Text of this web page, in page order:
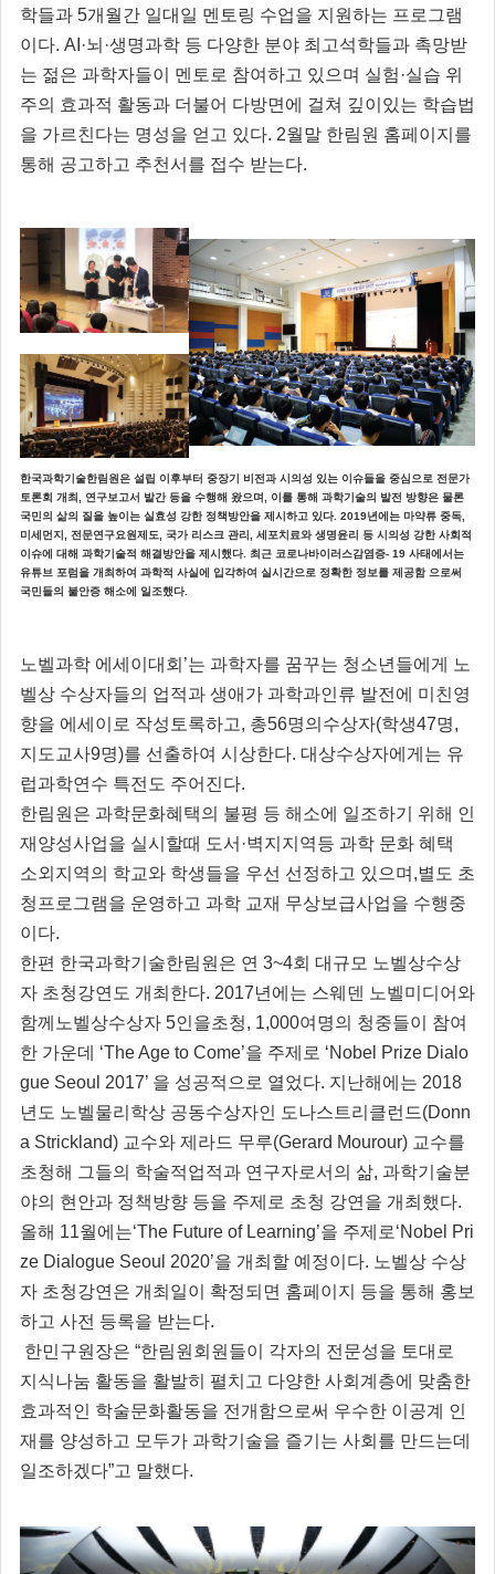
학들과 5개월간 일대일 멘토링 수업을 지원하는 프로그램
이다. AI·뇌·생명과학 등 다양한 분야 최고석학들과 촉망받
는 젊은 과학자들이 멘토로 참여하고 있으며 실험·실습 위
주의 효과적 활동과 더불어 다방면에 걸쳐 깊이있는 학습법
을 가르친다는 명성을 얻고 있다. 2월말 한림원 홈페이지를
통해 공고하고 추천서를 접수 받는다.
한국과학기술한림원은 설립 이후부터 중장기 비전과 시의성 있는 이슈들을 중심으로 전문가
토론회 개최, 연구보고서 발간 등을 수행해 왔으며, 이를 통해 과학기술의 발전 방향은 물론
국민의 삶의 질을 높이는 실효성 강한 정책방안을 제시하고 있다. 2019년에는 마약류 중독,
미세먼지, 전문연구요원제도, 국가 리스크 관리, 세포치료와 생명윤리 등 시의성 강한 사회적
이슈에 대해 과학기술적 해결방안을 제시했다. 최근 코로나바이러스감염증- 19 사태에서는
유튜브 포럼을 개최하여 과학적 사실에 입각하여 실시간으로 정확한 정보를 제공함 으로써
국민들의 불안증 해소에 일조했다.
노벨과학 에세이대회’는 과학자를 꿈꾸는 청소년들에게 노
벨상 수상자들의 업적과 생애가 과학과인류 발전에 미친영
향을 에세이로 작성토록하고, 총56명의수상자(학생47명,
지도교사9명)를 선출하여 시상한다. 대상수상자에게는 유
럽과학연수 특전도 주어진다.
한림원은 과학문화혜택의 불평 등 해소에 일조하기 위해 인
재양성사업을 실시할때 도서·벽지지역등 과학 문화 혜택
소외지역의 학교와 학생들을 우선 선정하고 있으며,별도 초
청프로그램을 운영하고 과학 교재 무상보급사업을 수행중
이다.
한편 한국과학기술한림원은 연 3~4회 대규모 노벨상수상
자 초청강연도 개최한다. 2017년에는 스웨덴 노벨미디어와
함께노벨상수상자 5인을초청, 1,000여명의 청중들이 참여
한 가운데 ‘The Age to Come’을 주제로 ‘Nobel Prize Dialo
gue Seoul 2017’ 을 성공적으로 열었다. 지난해에는 2018
년도 노벨물리학상 공동수상자인 도나스트리클런드(Donn
a Strickland) 교수와 제라드 무루(Gerard Mourour) 교수를
초청해 그들의 학술적업적과 연구자로서의 삶, 과학기술분
야의 현안과 정책방향 등을 주제로 초청 강연을 개최했다.
올해 11월에는‘The Future of Learning’을 주제로‘Nobel Pri
ze Dialogue Seoul 2020’을 개최할 예정이다. 노벨상 수상
자 초청강연은 개최일이 확정되면 홈페이지 등을 통해 홍보
하고 사전 등록을 받는다.
한민구원장은 “한림원회원들이 각자의 전문성을 토대로
지식나눔 활동을 활발히 펼치고 다양한 사회계층에 맞춤한
효과적인 학술문화활동을 전개함으로써 우수한 이공계 인
재를 양성하고 모두가 과학기술을 즐기는 사회를 만드는데
일조하겠다”고 말했다.